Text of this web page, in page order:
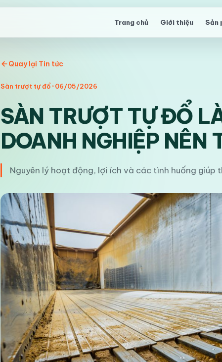
Trang chủ Giới thiệu Sản
Quay lại Tin tức
Sàn trượt tự đổ•06/05/2026
SÀN TRƯỢT TỰ ĐỔ
DOANH NGHIỆP NÊN
Nguyên lý hoạt động, lợi ích và các tình huống giúp